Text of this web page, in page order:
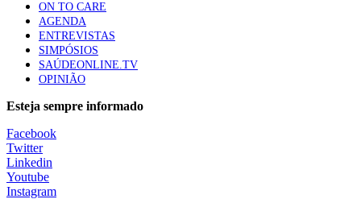
ON TO CARE
AGENDA
ENTREVISTAS
SIMPÓSIOS
SAÚDEONLINE.TV
OPINIÃO
Esteja sempre informado
Facebook
Twitter
Linkedin
Youtube
Instagram